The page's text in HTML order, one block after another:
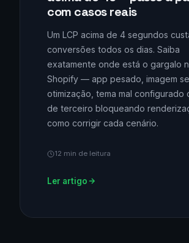
com casos reais
Um LCP acima de 4 segundos
conversões todos os dias. Saiba
exatamente onde está o gargalo
Shopify — app pesado, imagem
otimização, tema mal configurado
de terceiro bloqueando
como corrigir cada cenário.
12 min de leitura
Ler artigo